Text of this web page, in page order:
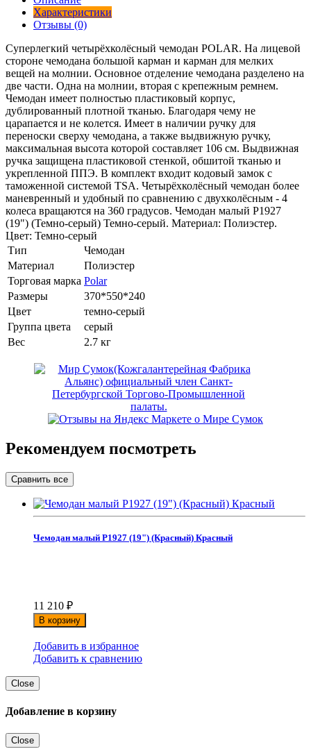
Характеристики
Отзывы (0)
Суперлегкий четырёхколёсный чемодан POLAR. На лицевой
стороне чемодана большой карман и карман для мелких
вещей на молнии. Основное отделение чемодана разделено на
две части. Одна на молнии, вторая с крепежным ремнем.
Чемодан имеет полностью пластиковый корпус,
дублированный плотной тканью. Благодаря чему не
царапается и не колется. Имеет в наличии ручку для
переноски сверху чемодана, а также выдвижную ручку,
максимальная высота которой составляет 106 см. Выдвижная
ручка защищена пластиковой стенкой, обшитой тканью и
укрепленной ППЭ. В комплект входит кодовый замок с
таможенной системой TSA. Четырёхколёсный чемодан более
маневренный и удобный по сравнению с двухколёсным - 4
колеса вращаются на 360 градусов. Чемодан малый Р1927
(19") (Темно-серый) Темно-серый. Материал: Полиэстер.
Цвет: Темно-серый
Тип
Чемодан
Материал
Полиэстер
Торговая марка Polar
Размеры
370*550*240
Цвет
темно-серый
Группа цвета
серый
Вес
2.7 кг
Рекомендуем посмотреть
Чемодан малый Р1927 (19") (Красный) Красный
11 210 ₽
В корзину
Добавить в избранное
Добавить к сравнению
Close
Добавление в корзину
Close